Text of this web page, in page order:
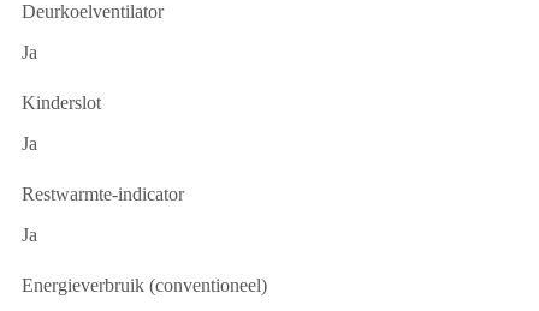
Deurkoelventilator
Ja
Kinderslot
Ja
Restwarmte-indicator
Ja
Energieverbruik (conventioneel)